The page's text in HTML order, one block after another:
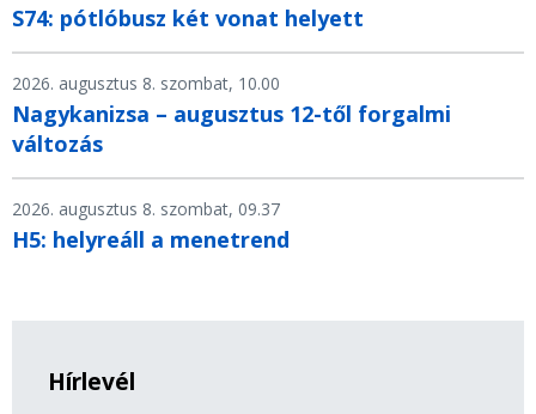
S74: pótlóbusz két vonat helyett
2026. augusztus 8. szombat, 10.00
Nagykanizsa – augusztus 12-től forgalmi
változás
2026. augusztus 8. szombat, 09.37
H5: helyreáll a menetrend
Hírlevél